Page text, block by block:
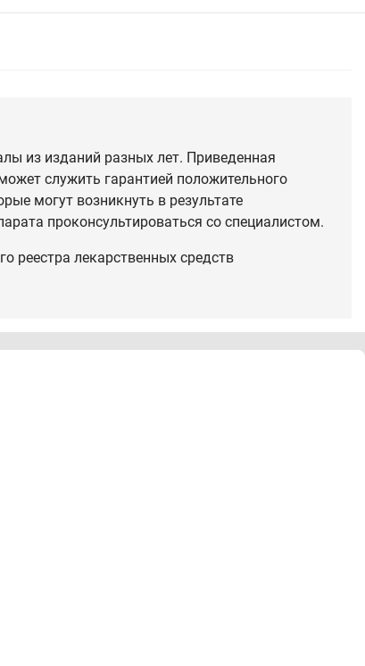
из изданий разных лет. Приведенная
служить гарантией положительного
могут возникнуть в результате
проконсультироваться со специалистом.
реестра лекарственных средств